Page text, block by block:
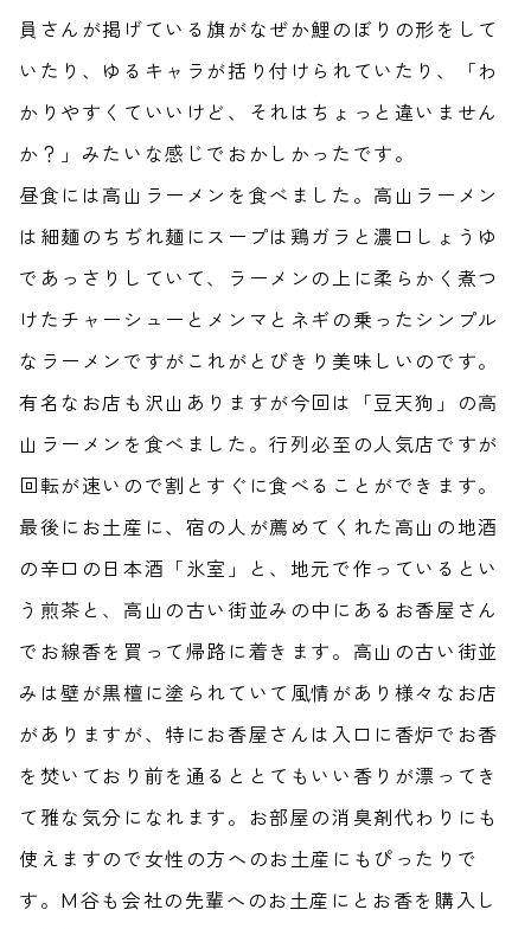
員さんが掲げている旗がなぜか鯉のぼりの形をして
いたり、ゆるキャラが括り付けられていたり、「わ
かりやすくていいけど、それはちょっと違いません
か？」みたいな感じでおかしかったです。
昼食には高山ラーメンを食べました。高山ラーメン
は細麺のちぢれ麺にスープは鶏ガラと濃口しょうゆ
であっさりしていて、ラーメンの上に柔らかく煮つ
けたチャーシューとメンマとネギの乗ったシンプル
なラーメンですがこれがとびきり美味しいのです。
有名なお店も沢山ありますが今回は「豆天狗」の高
山ラーメンを食べました。行列必至の人気店ですが
回転が速いので割とすぐに食べることができます。
最後にお土産に、宿の人が薦めてくれた高山の地酒
の辛口の日本酒「氷室」と、地元で作っているとい
う煎茶と、高山の古い街並みの中にあるお香屋さん
でお線香を買って帰路に着きます。高山の古い街並
みは壁が黒檀に塗られていて風情があり様々なお店
がありますが、特にお香屋さんは入口に香炉でお香
を焚いており前を通るととてもいい香りが漂ってき
て雅な気分になれます。お部屋の消臭剤代わりにも
使えますので女性の方へのお土産にもぴったりで
す。M谷も会社の先輩へのお土産にとお香を購入し